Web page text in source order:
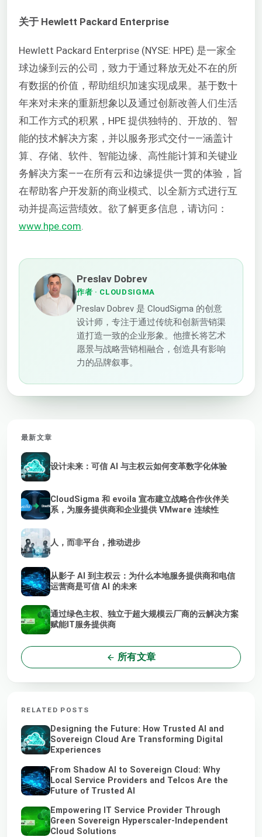
关于 Hewlett Packard Enterprise
Hewlett Packard Enterprise (NYSE: HPE) 是一家全
球边缘到云的公司，致力于通过释放无处不在的所
有数据的价值，帮助组织加速实现成果。基于数十
年来对未来的重新想象以及通过创新改善人们生活
和工作方式的积累，HPE 提供独特的、开放的、智
能的技术解决方案，并以服务形式交付——涵盖计
算、存储、软件、智能边缘、高性能计算和关键业
务解决方案——在所有云和边缘提供一贯的体验，旨
在帮助客户开发新的商业模式、以全新方式进行互
动并提高运营绩效。欲了解更多信息，请访问：
www.hpe.com
Preslav Dobrev
作者 · CLOUDSIGMA
Preslav Dobrev 是 CloudSigma 的创意
设计师，专注于通过传统和创新营销渠
道打造一致的企业形象。他擅长将艺术
愿景与战略营销相融合，创造具有影响
力的品牌叙事。
最新文章
设计未来：可信 AI 与主权云如何变革数字化体验
CloudSigma 和 evoila 宣布建立战略合作伙伴关
系，为服务提供商和企业提供 VMware 连续性
人，而非平台，推动进步
从影子 AI 到主权云：为什么本地服务提供商和电信
运营商是可信 AI 的未来
通过绿色主权、独立于超大规模云厂商的云解决方案
赋能IT服务提供商
所有文章
RELATED POSTS
Designing the Future: How Trusted AI and
Sovereign Cloud Are Transforming Digital
Experiences
From Shadow AI to Sovereign Cloud: Why
Local Service Providers and Telcos Are the
Future of Trusted AI
Empowering IT Service Provider Through
Green Sovereign Hyperscaler-Independent
Cloud Solutions